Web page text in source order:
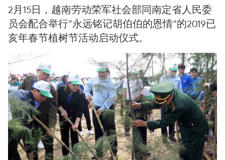
2月15日，越南劳动荣军社会部同南定省人民委
员会配合举行“永远铭记胡伯伯的恩情”的2019已
亥年春节植树节活动启动仪式。